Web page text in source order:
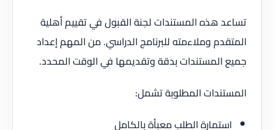
تساعد هذه المستندات لجنة القبول في تقييم أهلية
المتقدم وملاءمته للبرنامج الدراسي. من المهم إعداد
جميع المستندات بدقة وتقديمها في الوقت المحدد.
المستندات المطلوبة تشمل:
استمارة الطلب معبأة بالكامل